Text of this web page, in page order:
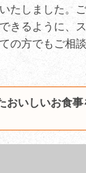
たしました。
きるように、
の方でもご相談
おいしいお食